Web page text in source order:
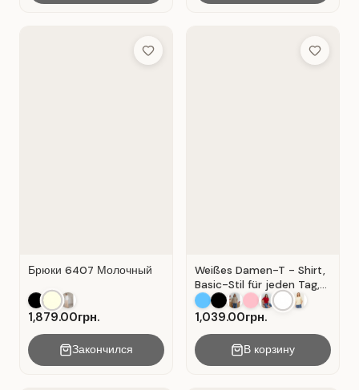
Add to Wish List
Брюки 6407 Молочный
1,879.00грн.
Закончился
Add to
Weißes Damen-T - Shirt,
Basic-Stil für jeden Tag,
Material: Weißer Kater
1,039.00грн.
В корзину